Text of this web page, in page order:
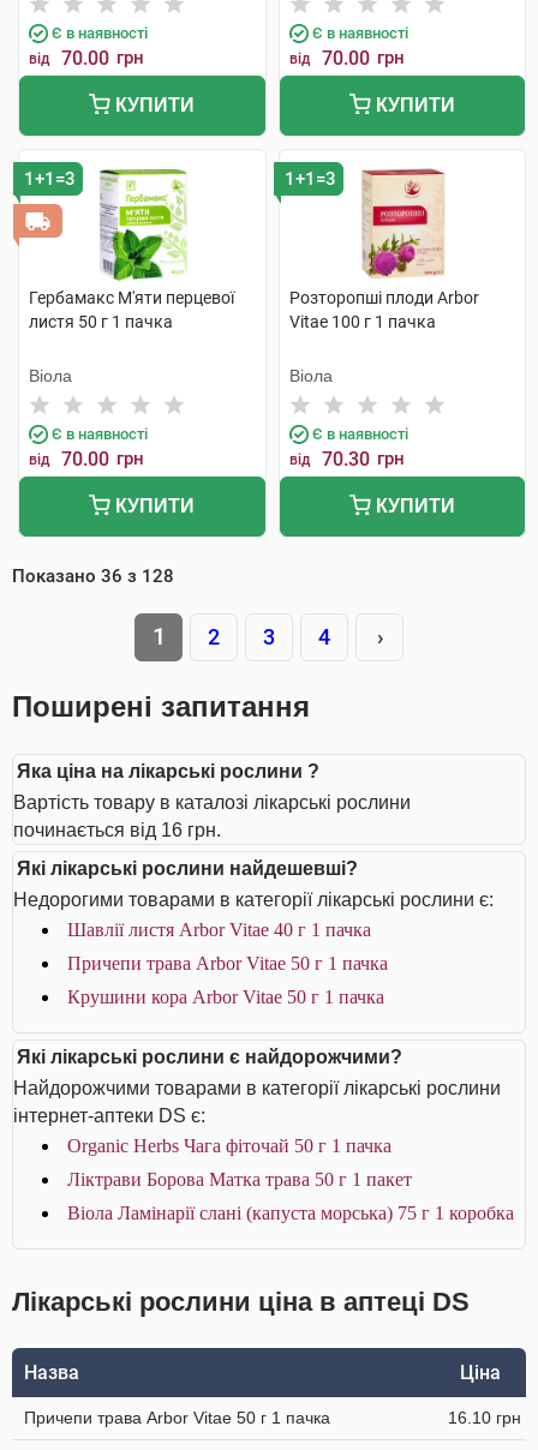
Є в наявності
від 70.00 грн
КУПИТИ
Є в наявності
від 70.00 грн
КУПИТИ
1+1=3
Гербамакс М'яти перцевої
листя 50 г 1 пачка
Віола
Є в наявності
від 70.00 грн
КУПИТИ
1+1=3
Розторопші плоди Arbor
Vitae 100 г 1 пачка
Віола
Є в наявності
від 70.30 грн
КУПИТИ
Показано 36 з 128
1 2 3 4 ›
Поширені запитання
Яка ціна на лікарські рослини ?
Вартість товару в каталозі лікарські рослини
починається від 16 грн.
Які лікарські рослини найдешевші?
Недорогими товарами в категорії лікарські рослини є:
Шавлії листя Arbor Vitae 40 г 1 пачка
Причепи трава Arbor Vitae 50 г 1 пачка
Крушини кора Arbor Vitae 50 г 1 пачка
Які лікарські рослини є найдорожчими?
Найдорожчими товарами в категорії лікарські рослини
інтернет-аптеки DS є:
Organic Herbs Чага фіточай 50 г 1 пачка
Ліктрави Борова Матка трава 50 г 1 пакет
Віола Ламінарії слані (капуста морська) 75 г 1 коробка
Лікарські рослини ціна в аптеці DS
Назва Ціна
Причепи трава Arbor Vitae 50 г 1 пачка 16.10 грн